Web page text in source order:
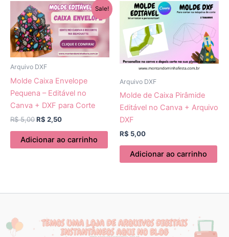
Sale!
Arquivo DXF
Molde Caixa Envelope
Pequena – Editável no
Canva + DXF para Corte
R$5,00
preço
original
era:
R$ 5,00.
R$ 2,50
O
preço
atual
é:
R$ 2,50.
Adicionar ao carrinho
Arquivo DXF
Molde de Caixa Pirâmide
Editável no Canva + Arquivo
DXF
R$ 5,00
Adicionar ao carrinho